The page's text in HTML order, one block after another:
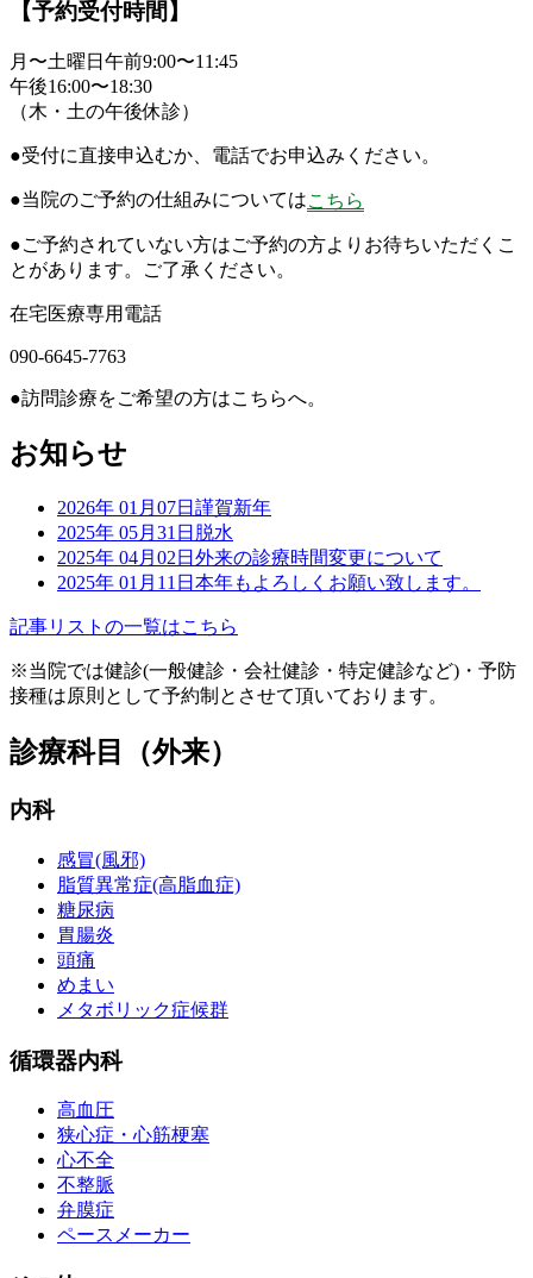
【予約受付時間】
月〜土曜日 午前9:00〜11:45
午後16:00〜18:30
（木・土の午後休診）
●受付に直接申込むか、電話でお申込みください。
●当院のご予約の仕組みについてはこちら
●ご予約されていない方はご予約の方よりお待ちいただくこ
とがあります。ご了承ください。
在宅医療専用電話
090-6645-7763
●訪問診療をご希望の方はこちらへ。
お知らせ
2026年 01月07日 謹賀新年
2025年 05月31日 脱水
2025年 04月02日 外来の診療時間変更について
2025年 01月11日 本年もよろしくお願い致します。
記事リストの一覧はこちら
※当院では健診(一般健診・会社健診・特定健診など)・予防
接種は原則として予約制とさせて頂いております。
診療科目（外来）
内科
感冒(風邪)
脂質異常症(高脂血症)
糖尿病
胃腸炎
頭痛
めまい
メタボリック症候群
循環器内科
高血圧
狭心症・心筋梗塞
心不全
不整脈
弁膜症
ペースメーカー